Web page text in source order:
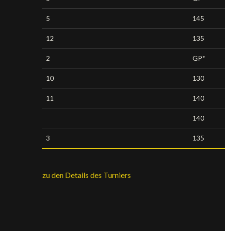
5 145
12 135
2 GP*
10 130
11 140
140
3 135
zu den Details des Turniers